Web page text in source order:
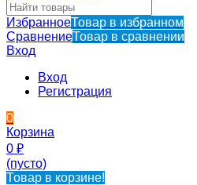
ИзбранноеТовар в избранном
СравнениеТовар в сравнении
Вход
Вход
Регистрация
0
Корзина
0 ₽
(пусто)
Товар в корзине!